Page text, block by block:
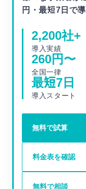
円・最短7日で
2,200社+
導入実績
260円〜
全国一律
最短7 日
導入スタート
無料で試算
料金表を確認
無料で相談